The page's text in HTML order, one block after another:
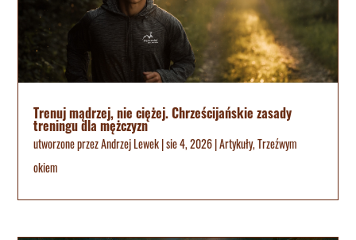
Trenuj mądrzej, nie ciężej. Chrześcijańskie zasady
treningu dla mężczyzn
utworzone przezAndrzej Lewek|sie 4, 2026|Artykuły,Trzeźwym
okiem